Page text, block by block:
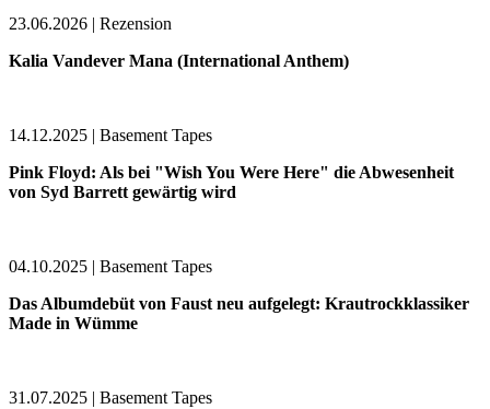
23.06.2026 | Rezension
Kalia Vandever Mana (International Anthem)
14.12.2025 | Basement Tapes
Pink Floyd: Als bei "Wish You Were Here" die Abwesenheit
von Syd Barrett gewärtig wird
04.10.2025 | Basement Tapes
Das Albumdebüt von Faust neu aufgelegt: Krautrockklassiker
Made in Wümme
31.07.2025 | Basement Tapes